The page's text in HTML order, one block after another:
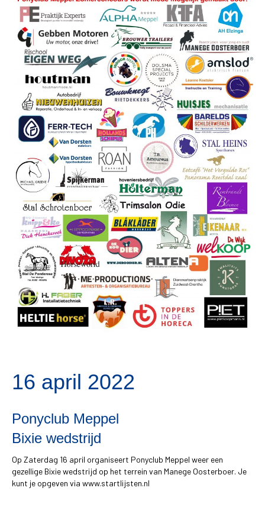
16 april 2022
Ponyclub Meppel
Bixie wedstrijd
Op Zaterdag 16 april organiseert Ponyclub Meppel weer een
gezellige Bixie wedstrijd op het terrein van Manege Oosterboer. Je
kunt je opgeven via www.startlijsten.nl